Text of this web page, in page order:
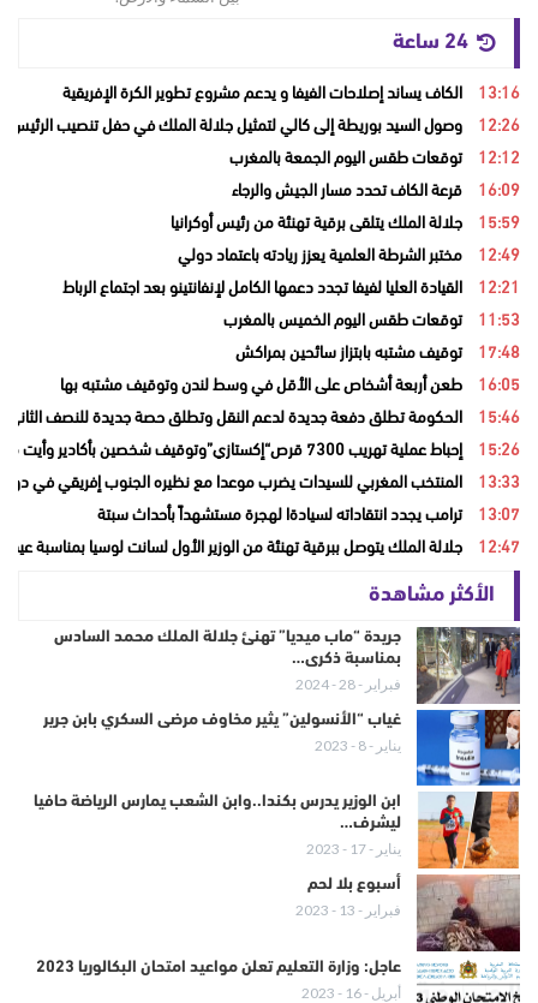
13:16 الكاف يساند إصلاحات الفيفا و يدعم مشروع تطوير الكرة الإفريقية
12:26 وصول السيد بوريطة إلى كالي لتمثيل جلالة الملك في حفل تنصيب الرئيس
12:12 توقعات طقس اليوم الجمعة بالمغرب
16:09 قرعة الكاف تحدد مسار الجيش والرجاء
15:59 جلالة الملك يتلقى برقية تهنئة من رئيس أوكرانيا
12:49 مختبر الشرطة العلمية يعزز ريادته باعتماد دولي
12:21 القيادة العليا لفيفا تجدد دعمها الكامل لإنفانتينو بعد اجتماع الرباط
11:53 توقعات طقس اليوم الخميس بالمغرب
17:48 توقيف مشتبه بابتزاز سائحين بمراكش
16:05 طعن أربعة أشخاص على الأقل في وسط لندن وتوقيف مشتبه بها
15:46 الحكومة تطلق دفعة جديدة لدعم النقل وتطلق حصة جديدة للنصف الثاني
15:26 إحباط عملية تهريب 7300 قرص“إكستازي”وتوقيف شخصين بأكادير وأيت ملول
13:33 المنتخب المغربي للسيدات يضرب موعدا مع نظيره الجنوب إفريقي في دور
13:07 ترامب يجدد انتقاداته لسيادةا لهجرة مستشهداً بأحداث سبتة
12:47 جلالة الملك يتوصل ببرقية تهنئة من الوزير الأول لسانت لوسيا بمناسبة
الأكثر مشاهدة
جريدة “ماب ميديا” تهنئ جلالة الملك محمد السادس
بمناسبة ذكرى…
فبراير - 28 - 2024
غياب “الأنسولين” يثير مخاوف مرضى السكري بابن جرير
يناير - 8 - 2023
ابن الوزير يدرس بكندا..وابن الشعب يمارس الرياضة حافيا
ليشرف…
يناير - 17 - 2023
أسبوع بلا لحم
فبراير - 13 - 2023
عاجل: وزارة التعليم تعلن مواعيد امتحان البكالوريا 2023
أبريل - 16 - 2023